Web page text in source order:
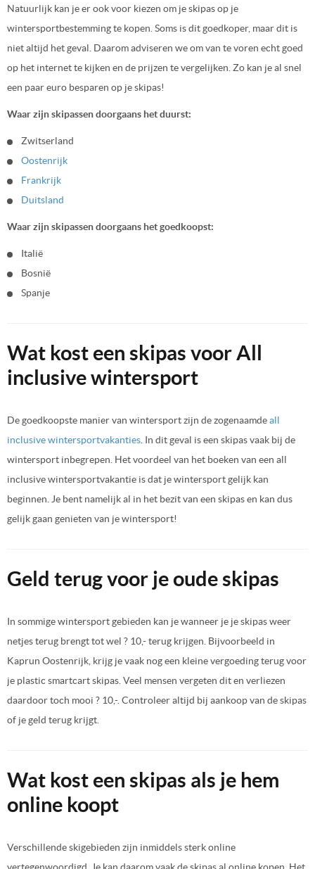
Natuurlijk kan je er ook voor kiezen om je skipas op je
wintersportbestemming te kopen. Soms is dit goedkoper, maar dit is
niet altijd het geval. Daarom adviseren we om van te voren echt goed
op het internet te kijken en de prijzen te vergelijken. Zo kan je al snel
een paar euro besparen op je skipas!
Waar zijn skipassen doorgaans het duurst:
Zwitserland
Oostenrijk
Frankrijk
Duitsland
Waar zijn skipassen doorgaans het goedkoopst:
Italië
Bosnië
Spanje
Wat kost een skipas voor All
inclusive wintersport
De goedkoopste manier van wintersport zijn de zogenaamdeall
inclusive wintersportvakanties . In dit geval is een skipas vaak bij de
wintersport inbegrepen. Het voordeel van het boeken van een all
inclusive wintersportvakantie is dat je wintersport gelijk kan
beginnen. Je bent namelijk al in het bezit van een skipas en kan dus
gelijk gaan genieten van je wintersport!
Geld terug voor je oude skipas
In sommige wintersport gebieden kan je wanneer je je skipas weer
netjes terug brengt tot wel ? 10,- terug krijgen. Bijvoorbeeld in
Kaprun Oostenrijk, krijg je vaak nog een kleine vergoeding terug voor
je plastic smartcart skipas. Veel mensen vergeten dit en verliezen
daardoor toch mooi ? 10,-. Controleer altijd bij aankoop van de skipas
of je geld terug krijgt.
Wat kost een skipas als je hem
online koopt
Verschillende skigebieden zijn inmiddels sterk online